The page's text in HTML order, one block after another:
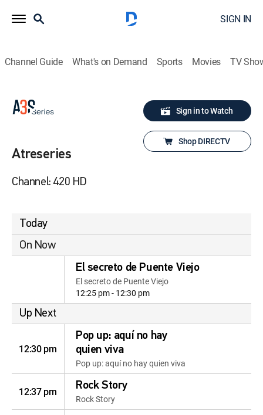
SIGN IN
Channel Guide What's on Demand Sports Movies TV
Atreseries
Channel: 420 HD
Sign in to Watch
Shop DIRECTV
Today
On Now
El secreto de Puente Viejo
El secreto de Puente Viejo
12:25 pm - 12:30 pm
Up Next
12:30 pm
Pop up: aquí no hay
quien viva
Pop up: aquí no hay quien viva
12:37 pm Rock Story
Rock Story